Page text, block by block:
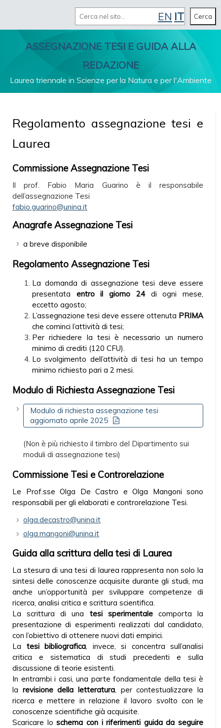
Cerca
ASSEGNAZIONE TESI E GUIDA ALLA
REDAZIONE
Laurea triennale in Scienze per la Natura e per l'Ambiente
Regolamento assegnazione tesi e
Laurea
Commissione Assegnazione Tesi
Il prof. Fabio Maria Guarino è il responsabile
dell’assegnazione Tesi
fabio.guarino@unina.it
Anagrafe Assegnazione Tesi
a breve disponibile
Regolamento Assegnazione Tesi
La domanda di assegnazione tesi deve essere
presentata entro il giorno 24di ogni mese,
eccetto agosto;
L’assegnazione tesi deve essere ottenuta PRIMA
che cominci l’attività di tesi;
Per richiedere la tesi è necessario un numero
minimo di crediti (120 CFU).
Lo svolgimento dell’attività di tesi ha un tempo
minimo richiesto pari a 2 mesi.
Modulo di Richiesta Assegnazione Tesi
Modulo di richiesta assegnazione tesi
aggiornato aprile 2025
(Non è più richiesto il timbro del Dipartimento sui
moduli di assegnazione tesi)
Commissione Tesi e Controrelazione
Le Prof.sse Olga De Castro e Olga Mangoni sono
responsabili per gli elaborati e controrelazione Tesi.
olga.decastro@unina.it
olga.mangoni@unina.it
Guida alla scrittura della tesi di Laurea
La stesura di una tesi di laurea rappresenta non solo la
sintesi delle conoscenze acquisite durante gli studi, ma
anche un’opportunità per sviluppare competenze di
ricerca, analisi critica e scrittura scientifica.
La scrittura di una tesi sperimentalecomporta la
presentazione di esperimenti realizzati dal candidato,
con l’obiettivo di ottenere nuovi dati empirici.
La tesi bibliografica, invece, si concentra sull’analisi
critica e sistematica di studi precedenti e sulla
discussione di teorie esistenti.
In entrambi i casi, una parte fondamentale della tesi è
la revisione della letteratura, per contestualizzare la
ricerca e mettere in relazione il lavoro svolto con le
conoscenze scientifiche già acquisite.
Scaricare loschema con i riferimenti guida da seguire
EN IT